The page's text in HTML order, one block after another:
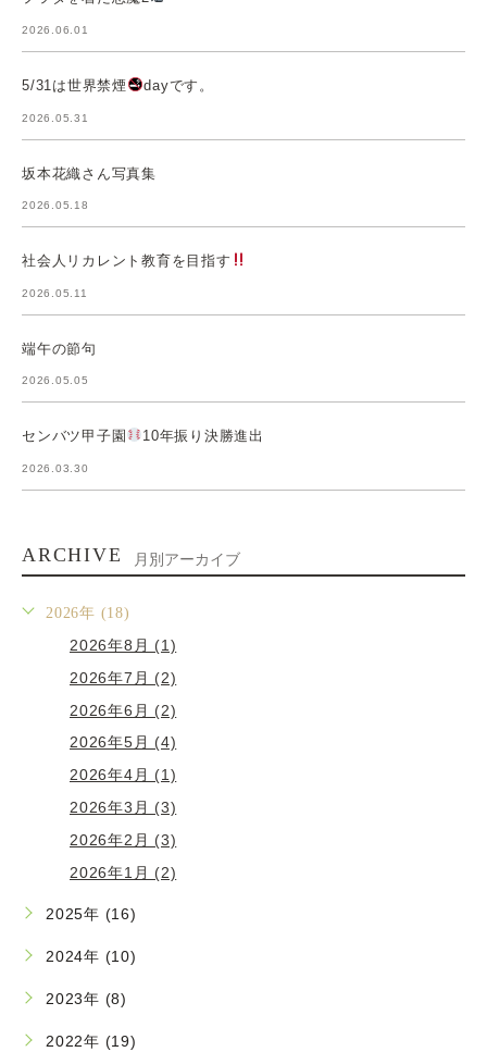
2026.06.01
5/31は世界禁煙 dayです。
2026.05.31
坂本花織さん写真集
2026.05.18
社会人リカレント教育を目指す
2026.05.11
端午の節句
2026.05.05
センバツ甲子園 10年振り決勝進出
2026.03.30
ARCHIVE 月別アーカイブ
2026年 (18)
2026年8月 (1)
2026年7月 (2)
2026年6月 (2)
2026年5月 (4)
2026年4月 (1)
2026年3月 (3)
2026年2月 (3)
2026年1月 (2)
2025年 (16)
2024年 (10)
2023年 (8)
2022年 (19)